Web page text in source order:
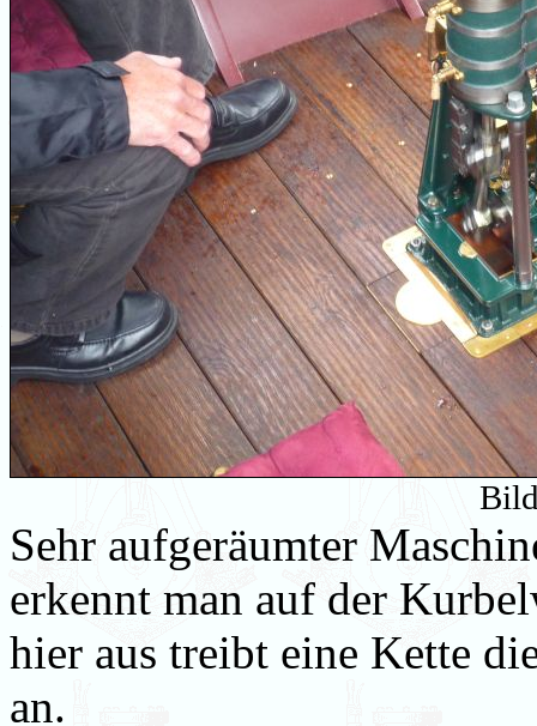
Sehr aufgeräumter
erkennt man auf der
hier aus treibt eine Kette
an.